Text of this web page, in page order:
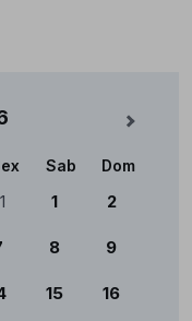
Mês
Sab Dom
1 2
8 9
15 16